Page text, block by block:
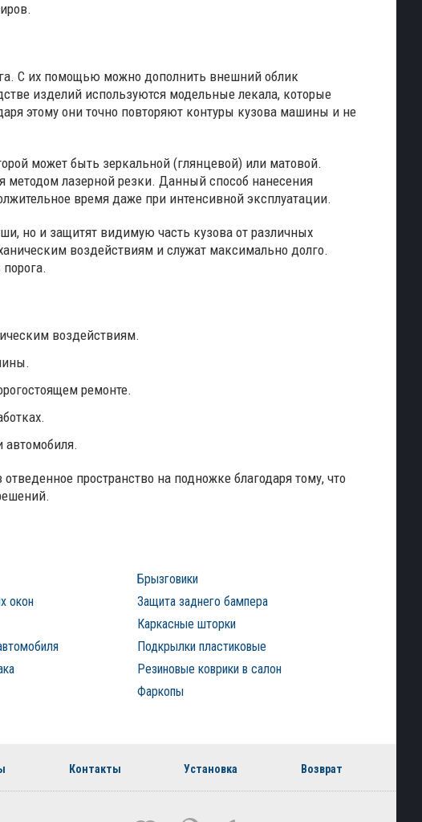
С их помощью можно дополнить внешний облик
изделий используются модельные лекала, которые
этому они точно повторяют контуры кузова машины и не
может быть зеркальной (глянцевой) или матовой.
методом лазерной резки. Данный способ нанесения
время даже при интенсивной эксплуатации.
но и защитят видимую часть кузова от различных
воздействиям и служат максимально долго.
воздействиям.
ремонте.
автомобиля.
пространство на подножке благодаря тому, что
Брызговики
окон
Защита заднего бампера
Каркасные шторки
Подкрылки пластиковые
Резиновые коврики в салон
Фаркопы
Контакты Установка Возврат